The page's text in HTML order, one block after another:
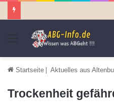
Menü
Startseite | Aktuelles aus
Trockenheit